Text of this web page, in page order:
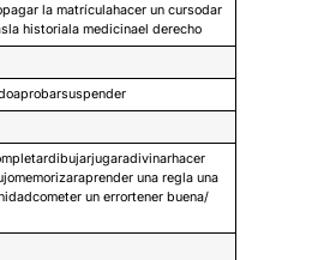
la matrículahacer un cursodar
historiala medicinael derecho
una regla una
un errortener buena/